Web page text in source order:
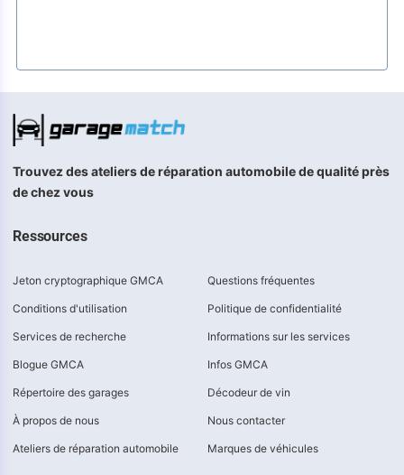
Trouvez des ateliers de réparation automobile de qualité près
de chez vous
Ressources
Jeton cryptographique GMCA Questions fréquentes
Conditions d'utilisation Politique de confidentialité
Services de recherche Informations sur les services
Blogue GMCA Infos GMCA
Répertoire des garages Décodeur de vin
À propos de nous Nous contacter
Ateliers de réparation automobile Marques de véhicules